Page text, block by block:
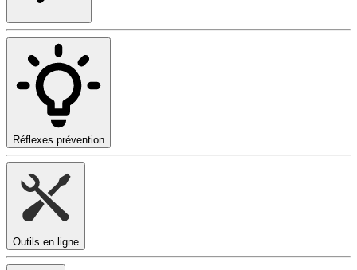
Réflexes prévention
Outils en ligne